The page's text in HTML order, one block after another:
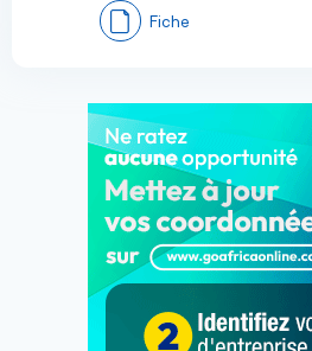
Fiche